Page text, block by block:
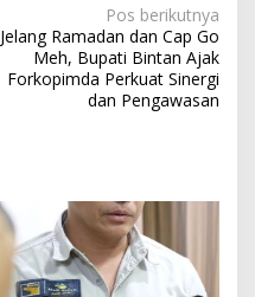
Pos berikutnya
Jelang Ramadan dan Cap Go
Meh, Bupati Bintan Ajak
Forkopimda Perkuat Sinergi
dan Pengawasan